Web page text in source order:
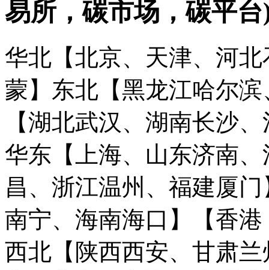
易所，碳市场，碳平台
华北【北京、天津、河
蒙】 东北【黑龙江哈尔
【湖北武汉、湖南长沙
华东【上海、山东济南
昌、浙江温州、福建厦门
南宁、海南海口】
【香
西北【陕西西安、甘肃